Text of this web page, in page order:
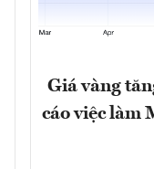
Giá vàng
cáo việc làm